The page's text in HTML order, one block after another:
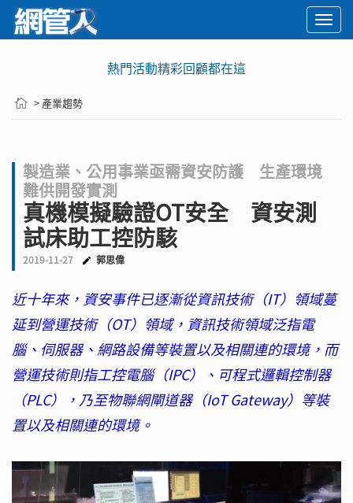
熱門活動精彩回顧都在這
> 產業趨勢
製造業、公用事業亟需資安防護 生產環境
難供開發實測
真機模擬驗證OT安全 資安測
試床助工控防駭
2019-11-27 郭思偉
近十年來，資安事件已逐漸從資訊技術（IT）領域蔓
延到營運技術（OT）領域，資訊技術領域泛指電
腦、伺服器、網路設備等裝置以及相關連的環境，而
營運技術則指工控電腦（IPC）、可程式邏輯控制器
（PLC），乃至物聯網閘道器（IoT Gateway）等裝
置以及相關連的環境。